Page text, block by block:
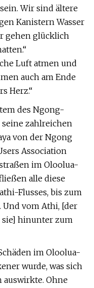
Wir sind ältere
Kanistern Wasser
gehen glücklich
Luft atmen und
auch am Ende
Herz.“
des Ngong-
seine zahlreichen
von der Ngong
Association
im Oloolua-
alle diese
Flusses, bis zum
Und vom Athi, [der
sie] hinunter zum
im Oloolua-
wurde, was sich
auswirkte. Ohne